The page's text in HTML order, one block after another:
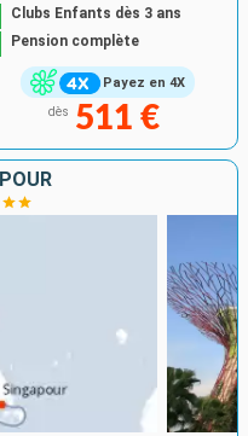
Payez en 4X
Clubs Enfants dès 3 ans
Pension complète
dès 511 €